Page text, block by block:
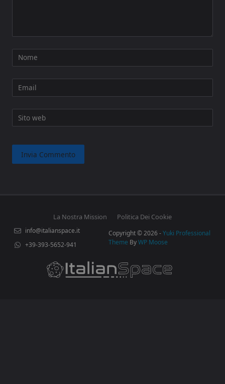
Nome
Email
Sito web
La Nostra Mission Politica Dei Cookie
info@italianspace.it
+39-393-5652-941
Copyright © 2026 -Yuki Professional
Theme ByWP Moose